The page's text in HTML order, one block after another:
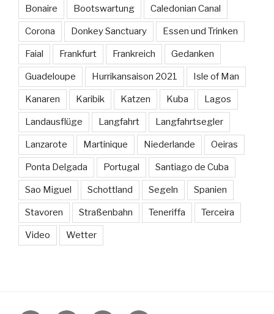
Bonaire Bootswartung Caledonian Canal
Corona Donkey Sanctuary Essen und Trinken
Faial Frankfurt Frankreich Gedanken
Guadeloupe Hurrikansaison 2021 Isle of Man
Kanaren Karibik Katzen Kuba Lagos
Landausflüge Langfahrt Langfahrtsegler
Lanzarote Martinique Niederlande Oeiras
Ponta Delgada Portugal Santiago de Cuba
Sao Miguel Schottland Segeln Spanien
Stavoren Straßenbahn Teneriffa Terceira
Video Wetter